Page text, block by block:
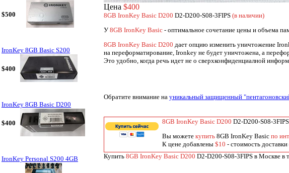
$500
IronKey 8GB Basic S200
$400
IronKey 8GB Basic D200
$400
IronKey Personal S200 4GB
Цена $400
8GB IronKey Basic D200 D2-D200-S08-3FIPS (в наличии)
У 8GB IronKey Basic - оптимальное сочетание цены и объема
8GB IronKey Basic D200 дает опцию изменить уничтожение
на переформатирование, Ironkey не будет уничтожена, а
Это удобно, когда речь идет не о сверхконфиденциалной
Обратите внимание на уникальный защищенный
8GB IronKey Basic D200 D2-D200-S08-
Вы можете купить 8GB IronKey Basic по
К цене добавлены $10 - стоимость доставки
Купить 8GB IronKey Basic D200 D2-D200-S08-3FIPS в Москве в